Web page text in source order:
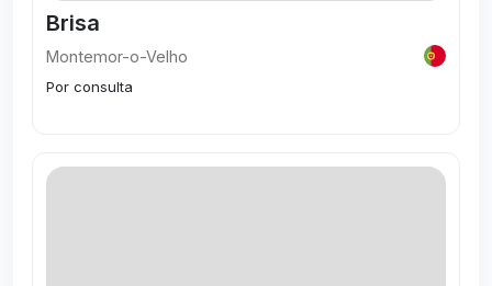
Brisa
Montemor-o-Velho
Por consulta